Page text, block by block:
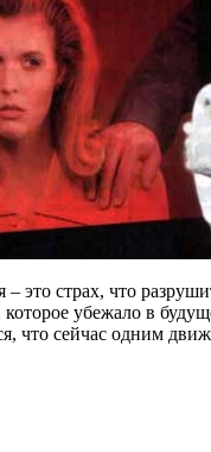
– это страх, что
убежало в
что сейчас одним